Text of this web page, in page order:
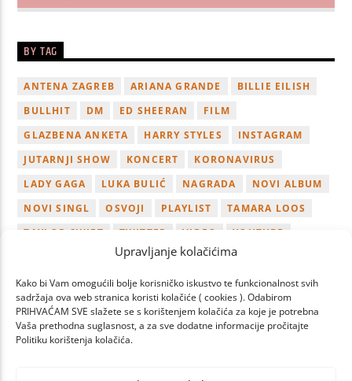
Upravljanje kolačićima
Kako bi Vam omogućili bolje korisničko iskustvo te funkcionalnost svih
sadržaja ova web stranica koristi kolačiće ( cookies ). Odabirom
PRIHVAĆAM SVE slažete se s korištenjem kolačića za koje je potrebna
Vaša prethodna suglasnost, a za sve dodatne informacije pročitajte
Politiku korištenja kolačića.
BY TAG
ANTENA ZAGREB ARIANA GRANDE
BILLIE EILISH
BULLHIT
DM ED SHEERAN
FILM
GLAZBENA ANKETA
HARRY STYLES
INSTAGRAM
JUTARNJI SHOW
KONCERT
KORONAVIRUS
LADY GAGA
LUKA BULIĆ NAGRADA
NOVI ALBUM
NOVI SINGL
OSVOJI PLAYLIST
TAMARA LOOS
TAYLOR SWIFT
TWITTER VIDEO
YOUTUBE